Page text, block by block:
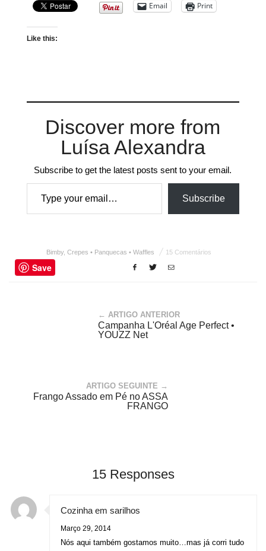
Email Print
Like this:
Discover more from
Luísa Alexandra
Subscribe to get the latest posts sent to your email.
Type your email…
Subscribe
Bimby,Crepes • Panquecas • Waffles 15 Comentários
Save
← ARTIGO ANTERIOR
Campanha L'Oréal Age Perfect •
YOUZZ Net
ARTIGO SEGUINTE →
Frango Assado em Pé no ASSA
FRANGO
15 Responses
Cozinha em sarilhos
Março 29, 2014
Nós aqui também gostamos muito…mas já corri tudo